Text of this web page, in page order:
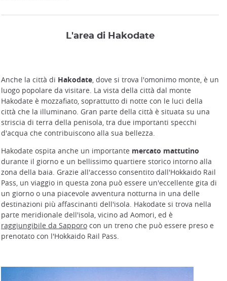
L'area di Hakodate
Anche la città di Hakodate, dove si trova l'omonimo monte, è un
luogo popolare da visitare. La vista della città dal monte
Hakodate è mozzafiato, soprattutto di notte con le luci della
città che la illuminano. Gran parte della città è situata su una
striscia di terra della penisola, tra due importanti specchi
d'acqua che contribuiscono alla sua bellezza.
Hakodate ospita anche un importante mercato mattutino
durante il giorno e un bellissimo quartiere storico intorno alla
zona della baia. Grazie all'accesso consentito dall'Hokkaido Rail
Pass, un viaggio in questa zona può essere un'eccellente gita di
un giorno o una piacevole avventura notturna in una delle
destinazioni più affascinanti dell'isola. Hakodate si trova nella
parte meridionale dell'isola, vicino ad Aomori, ed è
raggiungibile da Sapporo con un treno che può essere preso e
prenotato con l'Hokkaido Rail Pass.